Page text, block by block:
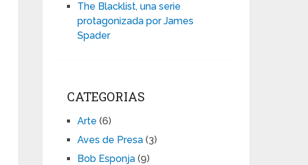
The Blacklist, una serie
protagonizada por James
Spader
CATEGORIAS
Arte (6)
Aves de Presa (3)
Bob Esponja (9)